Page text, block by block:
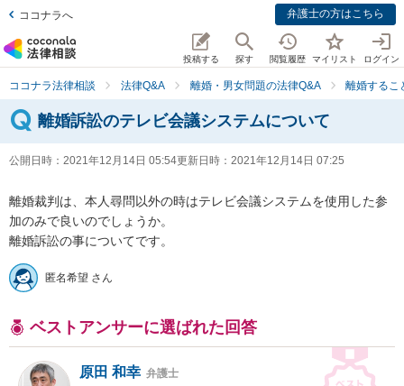
ココナラへ 弁護士の方はこちら
投稿する 探す 閲覧履歴 マイリスト ログイン
ココナラ法律相談 法律Q&A 離婚・男女問題の法律Q&A 離婚するこ
離婚訴訟のテレビ会議システムについて
公開日時： 2021年12月14日 05:54更新日時： 2021年12月14日 07:25
離婚裁判は、本人尋問以外の時はテレビ会議システムを使用した参
加のみで良いのでしょうか。
離婚訴訟の事についてです。
匿名希望 さん
ベストアンサーに選ばれた回答
原田 和幸 弁護士